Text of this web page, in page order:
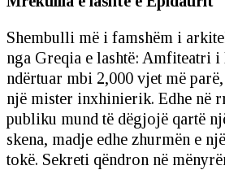
Shembulli më i famshëm i
nga Greqia e lashtë: Amfiteatri
ndërtuar mbi 2,000 vjet më
një mister inxhinierik. Edhe në
publiku mund të dëgjojë qartë
skena, madje edhe zhurmën e
tokë. Sekreti qëndron në